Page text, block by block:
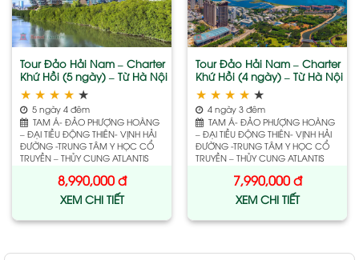
wishlist
Tour Đảo Hải Nam – Charter
Khứ Hồi (5 ngày) – Từ Hà Nội
★ ★ ★ ★ ★
5 ngày 4 đêm
TAM Á- ĐẢO PHƯỢNG HOÀNG
– ĐẠI TIỀU ĐỘNG THIÊN- VỊNH HẢI
ĐƯỜNG -TRUNG TÂM Y HỌC CỔ
TRUYỀN – THỦY CUNG ATLANTIS
8,990,000đ
XEM CHI TIẾT
wishlist
Tour Đảo Hải Nam – Charter
Khứ Hồi (4 ngày) – Từ Hà Nội
★ ★ ★ ★ ★
4 ngày 3 đêm
TAM Á- ĐẢO PHƯỢNG HOÀNG
– ĐẠI TIỀU ĐỘNG THIÊN- VỊNH HẢI
ĐƯỜNG -TRUNG TÂM Y HỌC CỔ
TRUYỀN – THỦY CUNG ATLANTIS
7,990,000đ
XEM CHI TIẾT